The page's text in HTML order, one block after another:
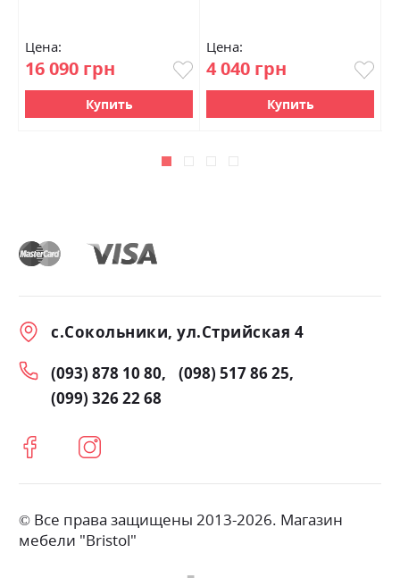
Цена:
16 090 грн
Купить
Цена:
4 040 грн
Купить
с.Сокольники, ул.Стрийская 4
(093) 878 10 80
(098) 517 86 25
(099) 326 22 68
© Все права защищены 2013-2026. Магазин
мебели "Bristol"